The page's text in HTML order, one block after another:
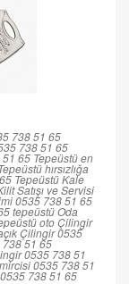
738 51 65
738 51 65
51 65 Tepeüstü en
hırsızlığa
Tepeüstü Kale
Satışı ve Servisi
0535 738 51 65
tepeüstü Oda
oto Çilingir
Çilingir 0535
51 65
0535 738 51
0535 738 51
738 51 65